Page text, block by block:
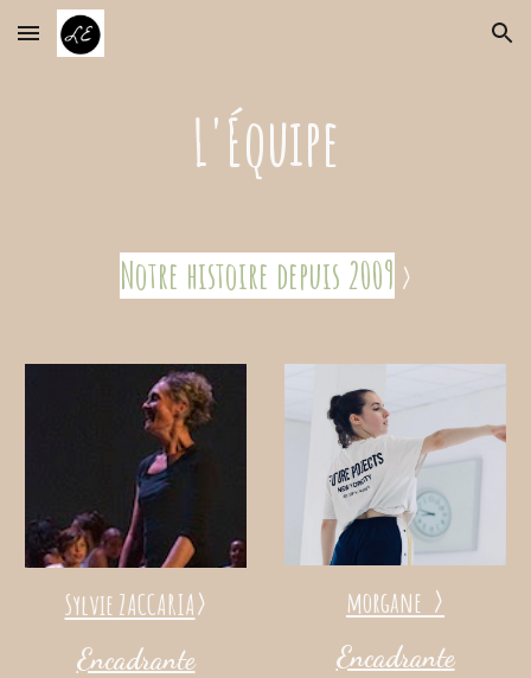
Skip to main content Skip to navigation
L'Équipe
Notre histoire depuis 2009 >
Sylvie ZACCARIA>
Encadrante
morgane >
Encadrante